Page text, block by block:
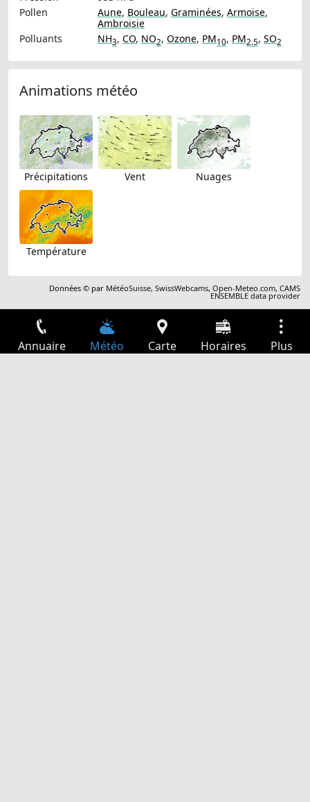
Pollen
Aune, Bouleau, Graminées, Armoise,
Ambroisie
Polluants
NH3, CO, NO2, Ozone, PM10, PM2.5, SO2
Animations météo
Précipitations Vent Nuages
Température
Données © par MétéoSuisse,SwissWebcams,Open-Meteo.com,CAMS
ENSEMBLE data provider
Annuaire Météo Carte Horaires Plus